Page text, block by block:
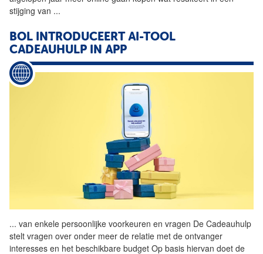
stijging van ...
BOL INTRODUCEERT AI-TOOL
CADEAUHULP IN APP
... van enkele persoonlijke voorkeuren en vragen De Cadeauhulp
stelt vragen over onder meer de relatie met de ontvanger
interesses en het beschikbare budget Op basis hiervan doet de